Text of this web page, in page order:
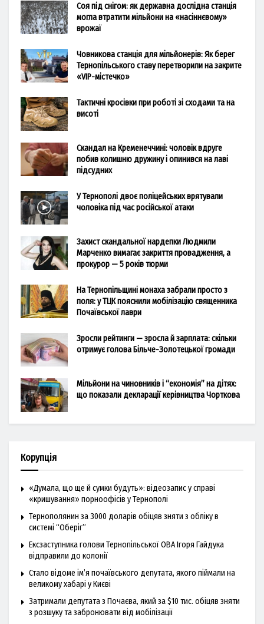
Соя під снігом: як державна дослідна станція
могла втратити мільйони на «насіннєвому»
врожаї
Човникова станція для мільйонерів: Як берег
Тернопільського ставу перетворили на закрите
«VIP-містечко»
Тактичні кросівки при роботі зі сходами та на
висоті
Скандал на Кременеччині: чоловік вдруге
побив колишню дружину і опинився на лаві
підсудних
У Тернополі двоє поліцейських врятували
чоловіка під час російської атаки
Захист скандальної нардепки Людмили
Марченко вимагає закриття провадження, а
прокурор — 5 років тюрми
На Тернопільщині монаха забрали просто з
поля: у ТЦК пояснили мобілізацію священника
Почаївської лаври
Зросли рейтинги — зросла й зарплата: скільки
отримує голова Більче-Золотецької громади
Мільйони на чиновників і “економія” на дітях:
що показали декларації керівництва Чорткова
Корупція
«Думала, що ще й сумки будуть»: відеозапис у справі
«кришування» порноофісів у Тернополі
Тернополянин за 3000 доларів обіцяв зняти з обліку в
системі “Оберіг”
Ексзаступника голови Тернопільської ОВА Ігоря Гайдука
відправили до колонії
Стало відоме ім’я почаївського депутата, якого піймали на
великому хабарі у Києві
Затримали депутата з Почаєва, який за $10 тис. обіцяв зняти
з розшуку та забронювати від мобілізації